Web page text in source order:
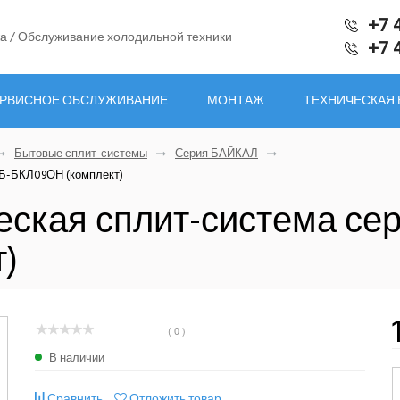
/ Обслуживание холодильной техники +7
+7
ОБСЛУЖИВАНИЕ МОНТАЖ ТЕХНИЧЕСКАЯ
Бытовые сплит-системы
Серия БАЙКАЛ
БКЛ09ОН (комплект)
сплит-система
( 0 )
В наличии